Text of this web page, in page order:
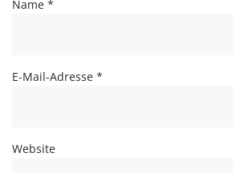
Name *
E-Mail-Adresse *
Website